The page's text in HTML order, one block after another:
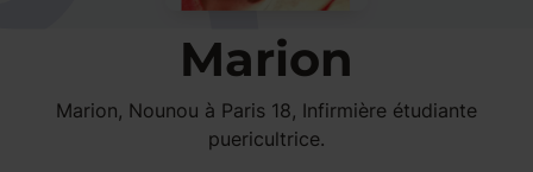
Marion
Marion, Nounou à Paris 18, Infirmière étudiante
puericultrice.